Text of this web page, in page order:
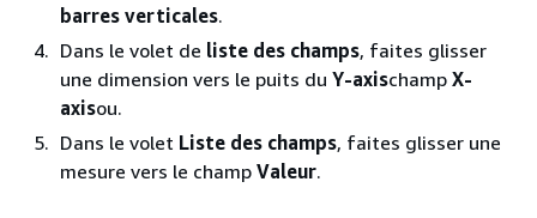
barres verticales.
Dans le volet de liste des champs, faites glisser
une dimension vers le puits du Y-axischamp X-
axisou.
Dans le volet Liste des champs, faites glisser une
mesure vers le champ Valeur.